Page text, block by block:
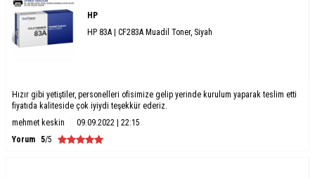
HP
HP 83A | CF283A Muadil Toner, Siyah
Hızır gibi yetiştiler, personelleri ofisimize gelip yerinde kurulum yaparak teslim etti
fiyatıda kaliteside çok iyiydi teşekkür ederiz.
mehmet keskin
09.09.2022 | 22:15
Yorum 5/5